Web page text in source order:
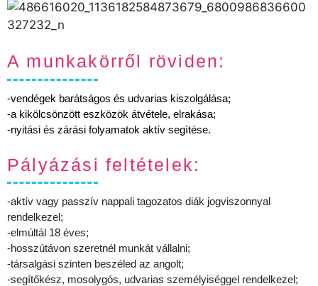
A munkakörről röviden:
-vendégek barátságos és udvarias kiszolgálása;
-a kikölcsönzött eszközök átvétele, elrakása;
-nyitási és zárási folyamatok aktív segítése.
Pályázási feltételek:
-aktív vagy passzív nappali tagozatos diák jogviszonnyal
rendelkezel;
-elmúltál 18 éves;
-hosszútávon szeretnél munkát vállalni;
-társalgási szinten beszéled az angolt;
-segítőkész, mosolygós, udvarias személyiséggel rendelkezel;